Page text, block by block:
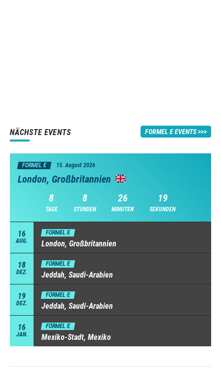
NÄCHSTE EVENTS FORMEL E EVENTS
FORMEL E 15. August 2026
London, Großbritannien
8
TAGE
8
STUNDEN
26
MINUTEN
18
SEKUNDEN
16
AUG.
FORMEL E
London, Großbritannien
18
DEZ.
FORMEL E
Jeddah, Saudi-Arabien
19
DEZ.
FORMEL E
Jeddah, Saudi-Arabien
16
JAN.
FORMEL E
Mexiko-Stadt, Mexiko